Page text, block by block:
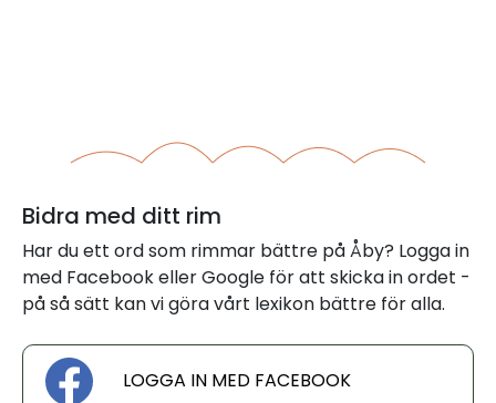
Bidra med ditt rim
Har du ett ord som rimmar bättre på Åby? Logga in
med Facebook eller Google för att skicka in ordet -
på så sätt kan vi göra vårt lexikon bättre för alla.
LOGGA IN MED FACEBOOK